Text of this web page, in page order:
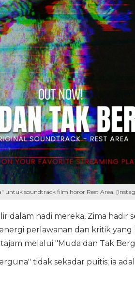
untuk soundtrack film horor Rest Area.
dalam nadi mereka, Zima hadir
perlawanan dan kritik yang
melalui "Muda dan Tak
tidak sekadar puitis; ia